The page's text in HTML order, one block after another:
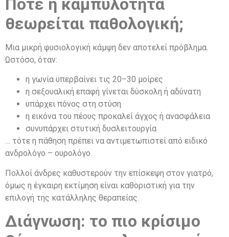
Πότε η καμπυλότητα
θεωρείται παθολογική;
Μια μικρή φυσιολογική κάμψη δεν αποτελεί πρόβλημα.
Ωστόσο, όταν:
η γωνία υπερβαίνει τις 20–30 μοίρες
η σεξουαλική επαφή γίνεται δύσκολη ή αδύνατη
υπάρχει πόνος στη στύση
η εικόνα του πέους προκαλεί άγχος ή ανασφάλεια
συνυπάρχει στυτική δυσλειτουργία
… τότε η πάθηση πρέπει να αντιμετωπιστεί από ειδικό
ανδρολόγο – ουρολόγο.
Πολλοί άνδρες καθυστερούν την επίσκεψη στον γιατρό,
όμως η έγκαιρη εκτίμηση είναι καθοριστική για την
επιλογή της κατάλληλης θεραπείας.
Διάγνωση: το πιο κρίσιμο